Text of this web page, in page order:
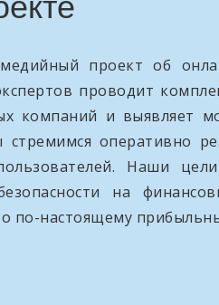
проект об
проводит
компаний и выявляет
оперативно
Наши
на
по-настоящему